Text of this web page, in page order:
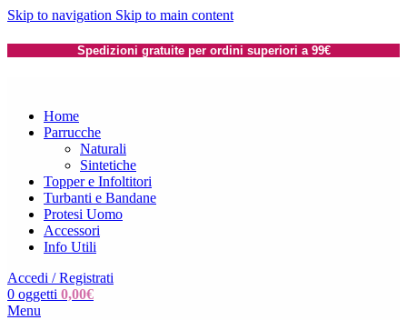
Skip to navigation Skip to main content
Spedizioni gratuite per ordini superiori a 99€
Home
Parrucche
Naturali
Sintetiche
Topper e Infoltitori
Turbanti e Bandane
Protesi Uomo
Accessori
Info Utili
Accedi / Registrati
0 oggetti 0,00€
Menu